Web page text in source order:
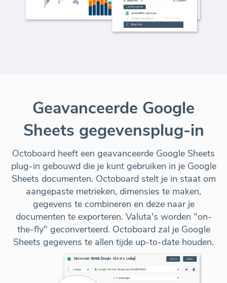
Geavanceerde Google
Sheets gegevensplug-in
Octoboard heeft een geavanceerde Google Sheets
plug-in gebouwd die je kunt gebruiken in je Google
Sheets documenten. Octoboard stelt je in staat om
aangepaste metrieken, dimensies te maken,
gegevens te combineren en deze naar je
documenten te exporteren. Valuta's worden "on-
the-fly" geconverteerd. Octoboard zal je Google
Sheets gegevens te allen tijde up-to-date houden.